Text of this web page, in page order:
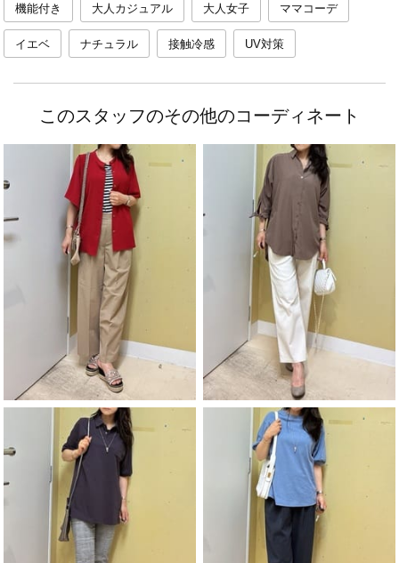
機能付き 大人カジュアル 大人女子 ママコーデ
イエベ ナチュラル 接触冷感 UV対策
このスタッフのその他のコーディネート